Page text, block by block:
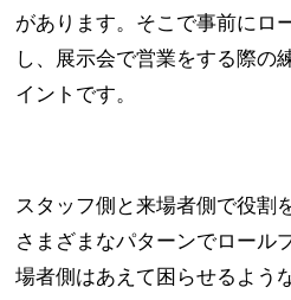
があります。そこで事前にロ
し、展示会で営業をする際の
イントです。
スタッフ側と来場者側で役割
さまざまなパターンでロール
場者側はあえて困らせるよう